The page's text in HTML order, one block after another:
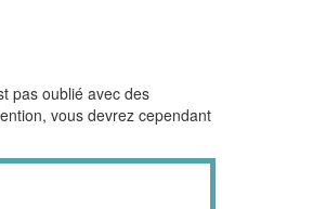
pas oublié avec des
vous devrez cependant